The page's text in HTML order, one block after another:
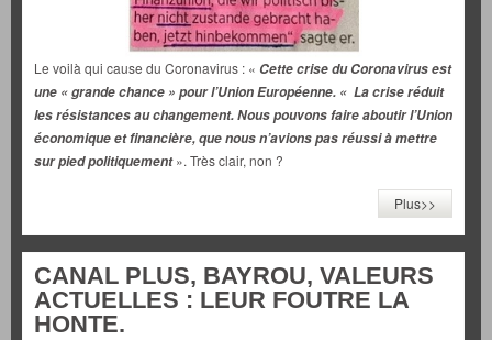
Le voilà qui cause du Coronavirus : « Cette crise du Coronavirus est
une « grande chance » pour l’Union Européenne. « La crise réduit
les résistances au changement. Nous pouvons faire aboutir l’Union
économique et financière, que nous n’avions pas réussi à mettre
sur pied politiquement». Très clair, non ?
Plus>>
CANAL PLUS, BAYROU, VALEURS
ACTUELLES : LEUR FOUTRE LA
HONTE.